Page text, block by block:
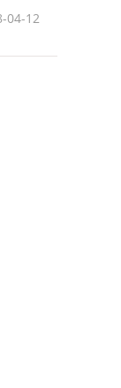
04-12